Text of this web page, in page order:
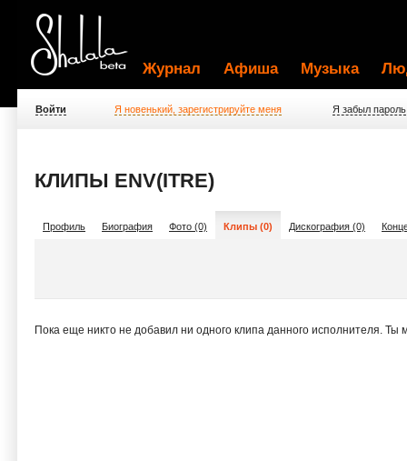
Журнал Афиша Музыка
Войти Я новенький, зарегистрируйте меня Я забыл пароль
КЛИПЫ ENV(ITRE)
Профиль Биография Фото (0) Клипы (0) Дискография (0)
Пока еще никто не добавил ни одного клипа данного исполнителя.